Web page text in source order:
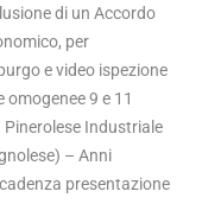
di un Accordo
per
e video ispezione
omogenee 9 e 11
Pinerolese Industriale
– Anni
presentazione